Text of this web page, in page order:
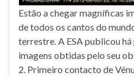
Estão a chegar magníficas
de todos os cantos do
terrestre. A ESA publicou
imagens obtidas pelo seu
2. Primeiro contacto de